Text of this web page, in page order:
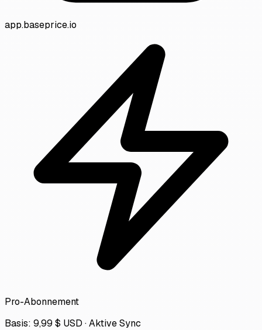
app.baseprice.io
Pro-Abonnement
Basis: 9,99 $ USD · Aktive Sync